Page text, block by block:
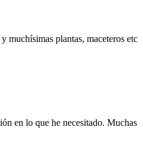
muchísimas plantas, maceteros etc
en lo que he necesitado. Muchas